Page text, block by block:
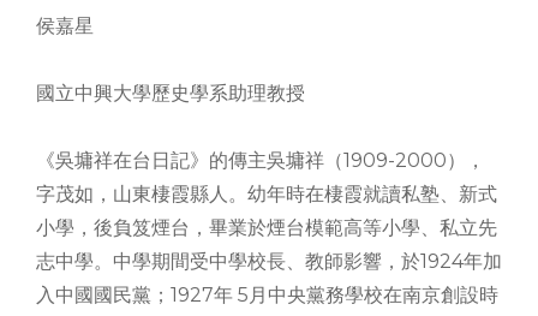
侯嘉星
國立中興大學歷史學系助理教授
《吳墉祥在台日記》的傳主吳墉祥（1909-2000），
字茂如，山東棲霞縣人。幼年時在棲霞就讀私塾、新式
小學，後負笈煙台，畢業於煙台模範高等小學、私立先
志中學。中學期間受中學校長、教師影響，於1924年加
入中國國民黨；1927年 5月中央黨務學校在南京創設時